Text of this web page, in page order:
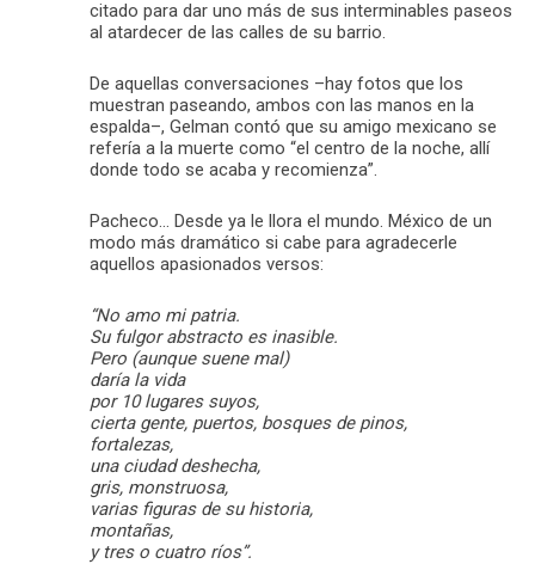
citado para dar uno más de sus interminables paseos
al atardecer de las calles de su barrio.
De aquellas conversaciones –hay fotos que los
muestran paseando, ambos con las manos en la
espalda–, Gelman contó que su amigo mexicano se
refería a la muerte como “el centro de la noche, allí
donde todo se acaba y recomienza”.
Pacheco… Desde ya le llora el mundo. México de un
modo más dramático si cabe para agradecerle
aquellos apasionados versos:
“No amo mi patria.
Su fulgor abstracto es inasible.
Pero (aunque suene mal)
daría la vida
por 10 lugares suyos,
cierta gente, puertos, bosques de pinos,
fortalezas,
una ciudad deshecha,
gris, monstruosa,
varias figuras de su historia,
montañas,
y tres o cuatro ríos”.